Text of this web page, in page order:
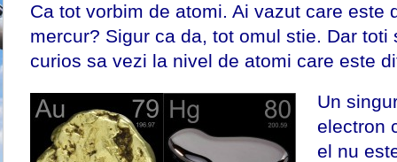
Ca tot vorbim de atomi. Ai vazut care este
mercur? Sigur ca da, tot omul stie. Dar toti
curios sa vezi la nivel de atomi care este
Un
electron
el nu